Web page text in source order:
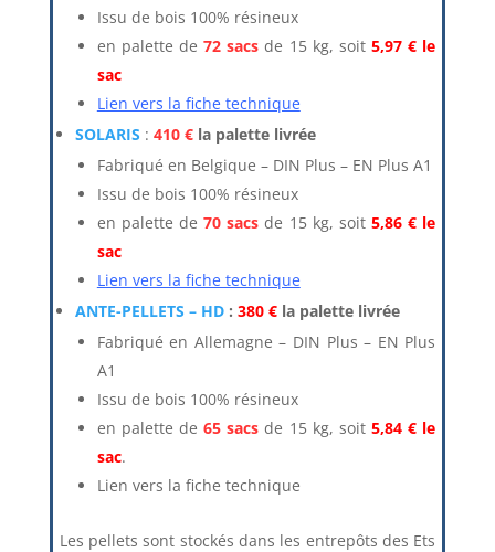
Issu de bois 100% résineux
en palette de72 sacs de 15 kg, soit 5,97 € le
sac
Lien vers la fiche technique
SOLARIS : 410 €la palette livrée
Fabriqué en Belgique – DIN Plus – EN Plus A1
Issu de bois 100% résineux
en palette de70 sacs de 15 kg, soit 5,86 € le
sac
Lien vers la fiche technique
ANTE-PELLETS – HD: 380 €la palette livrée
Fabriqué en Allemagne – DIN Plus – EN Plus
A1
Issu de bois 100% résineux
en palette de65 sacs de 15 kg, soit 5,84 € le
sac.
Lien vers la fiche technique
Les pellets sont stockés dans les entrepôts des Ets